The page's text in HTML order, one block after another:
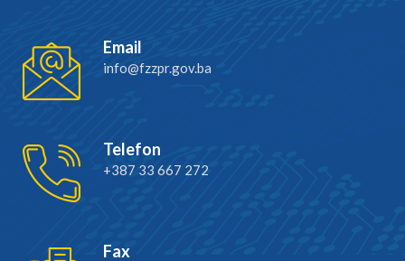
Email
info@fzzpr.gov.ba
Telefon
+387 33 667 272
Fax